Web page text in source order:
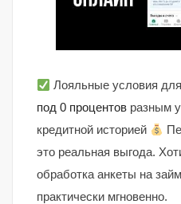
Лояльные условия
под 0 процентов разным
кредитной историей
это реальная выгода.
обработка анкеты на
практически мгновенно.